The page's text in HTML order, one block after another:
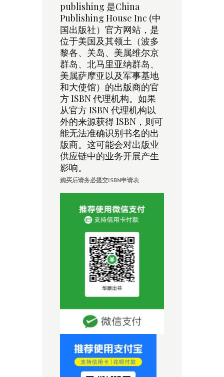
publishing 是China
Publishing House Inc (中
国出版社）官方网站，是
位于美国及其领土（波多
黎各、关岛、美属维尔京
群岛、北马里亚纳群岛、
美属萨摩亚以及军事基地
和大使馆）的出版商的官
方 ISBN 代理机构。如果
从官方 ISBN 代理机构以
外的来源获得 ISBN，则可
能无法准确识别书名的出
版商。这可能会对出版业
供应链中的业务开展产生
影响。
购买后请务必提交ISBN申请表